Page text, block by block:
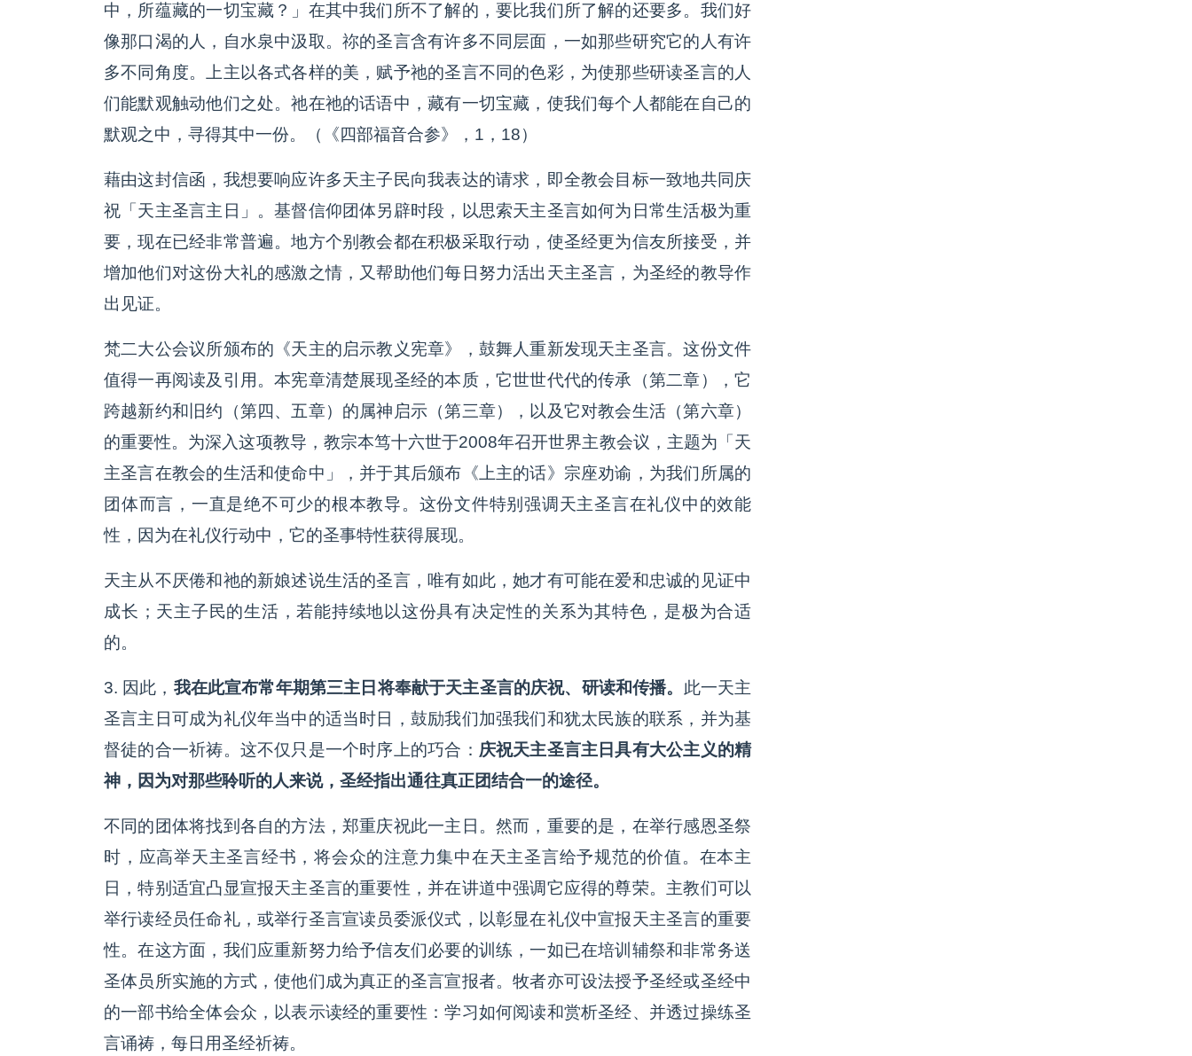
中，所蕴藏的一切宝藏？」在其中我们所不了解的，要比我们所了解的还要多。我们好
像那口渴的人，自水泉中汲取。祢的圣言含有许多不同层面，一如那些研究它的人有许
多不同角度。上主以各式各样的美，赋予祂的圣言不同的色彩，为使那些研读圣言的人
们能默观触动他们之处。祂在祂的话语中，藏有一切宝藏，使我们每个人都能在自己的
默观之中，寻得其中一份。（《四部福音合参》，1，18）
藉由这封信函，我想要响应许多天主子民向我表达的请求，即全教会目标一致地共同庆
祝「天主圣言主日」。基督信仰团体另辟时段，以思索天主圣言如何为日常生活极为重
要，现在已经非常普遍。地方个别教会都在积极采取行动，使圣经更为信友所接受，并
增加他们对这份大礼的感激之情，又帮助他们每日努力活出天主圣言，为圣经的教导作
出见证。
梵二大公会议所颁布的《天主的启示教义宪章》，鼓舞人重新发现天主圣言。这份文件
值得一再阅读及引用。本宪章清楚展现圣经的本质，它世世代代的传承（第二章），它
跨越新约和旧约（第四、五章）的属神启示（第三章），以及它对教会生活（第六章）
的重要性。为深入这项教导，教宗本笃十六世于2008年召开世界主教会议，主题为「天
主圣言在教会的生活和使命中」，并于其后颁布《上主的话》宗座劝谕，为我们所属的
团体而言，一直是绝不可少的根本教导。这份文件特别强调天主圣言在礼仪中的效能
性，因为在礼仪行动中，它的圣事特性获得展现。
天主从不厌倦和祂的新娘述说生活的圣言，唯有如此，她才有可能在爱和忠诚的见证中
成长；天主子民的生活，若能持续地以这份具有决定性的关系为其特色，是极为合适
的。
3. 因此， 我在此宣布常年期第三主日将奉献于天主圣言的庆祝、研读和传播。 此一天主
圣言主日可成为礼仪年当中的适当时日，鼓励我们加强我们和犹太民族的联系，并为基
督徒的合一祈祷。这不仅只是一个时序上的巧合： 庆祝天主圣言主日具有大公主义的精
神，因为对那些聆听的人来说，圣经指出通往真正团结合一的途径。
不同的团体将找到各自的方法，郑重庆祝此一主日。然而，重要的是，在举行感恩圣祭
时，应高举天主圣言经书，将会众的注意力集中在天主圣言给予规范的价值。在本主
日，特别适宜凸显宣报天主圣言的重要性，并在讲道中强调它应得的尊荣。主教们可以
举行读经员任命礼，或举行圣言宣读员委派仪式，以彰显在礼仪中宣报天主圣言的重要
性。在这方面，我们应重新努力给予信友们必要的训练，一如已在培训辅祭和非常务送
圣体员所实施的方式，使他们成为真正的圣言宣报者。牧者亦可设法授予圣经或圣经中
的一部书给全体会众，以表示读经的重要性：学习如何阅读和赏析圣经、并透过操练圣
言诵祷，每日用圣经祈祷。